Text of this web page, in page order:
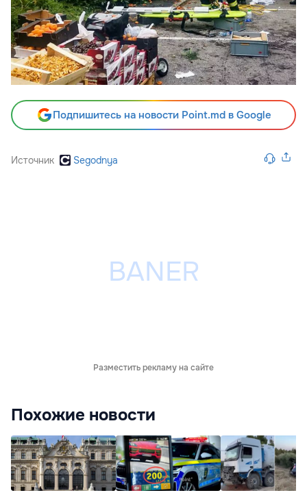
Подпишитесь на новости Point.md в Google
Источник Segodnya
Разместить рекламу на сайте
Похожие новости